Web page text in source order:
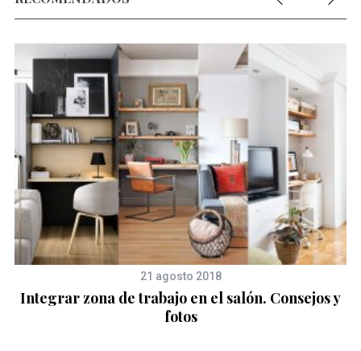
21 agosto 2018
Integrar zona de trabajo en el salón. Consejos y
fotos